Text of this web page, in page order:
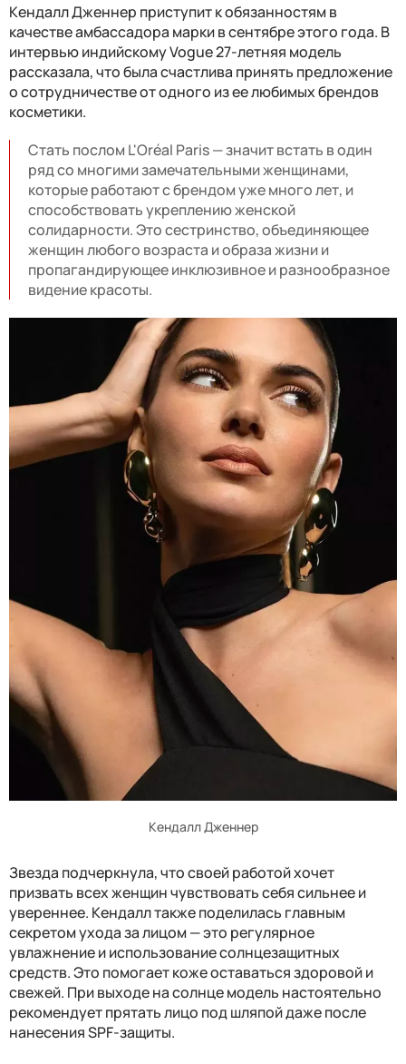
Кендалл Дженнер приступит к обязанностям в
качестве амбассадора марки в сентябре этого года. В
интервью индийскому Vogue 27-летняя модель
рассказала, что была счастлива принять предложение
о сотрудничестве от одного из ее любимых брендов
косметики.
Стать послом L'Oréal Paris — значит встать в один
ряд со многими замечательными женщинами,
которые работают с брендом уже много лет, и
способствовать укреплению женской
солидарности. Это сестринство, объединяющее
женщин любого возраста и образа жизни и
пропагандирующее инклюзивное и разнообразное
видение красоты.
Кендалл Дженнер
Звезда подчеркнула, что своей работой хочет
призвать всех женщин чувствовать себя сильнее и
увереннее. Кендалл также поделилась главным
секретом ухода за лицом — это регулярное
увлажнение и использование солнцезащитных
средств. Это помогает коже оставаться здоровой и
свежей. При выходе на солнце модель настоятельно
рекомендует прятать лицо под шляпой даже после
нанесения SPF-защиты.